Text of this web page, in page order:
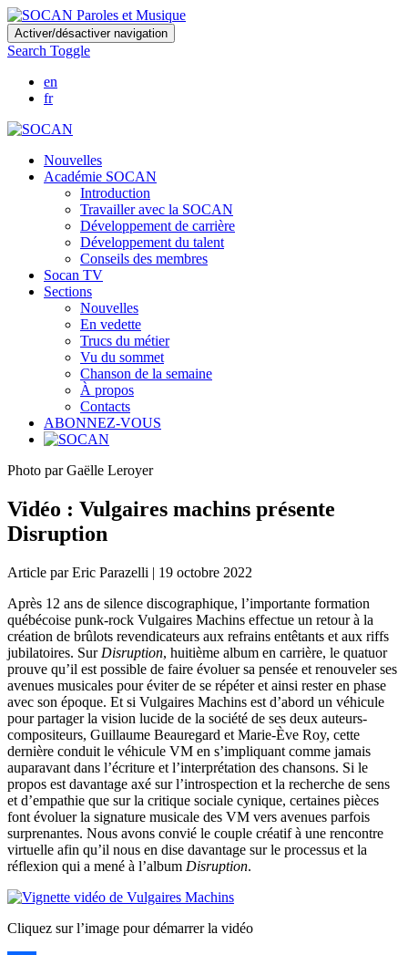
Skip
to
main
content
Activer/désactiver navigation
Search Toggle
en
fr
Nouvelles
Académie SOCAN
Introduction
Travailler avec la SOCAN
Développement de carrière
Développement du talent
Conseils des membres
Socan TV
Sections
Nouvelles
En vedette
Trucs du métier
Vu du sommet
Chanson de la semaine
À propos
Contacts
ABONNEZ-VOUS
Photo par Gaëlle Leroyer
Vidéo : Vulgaires machins présente
Disruption
Article par Eric Parazelli | 19 octobre 2022
Après 12 ans de silence discographique, l’importante formation
québécoise punk-rock Vulgaires Machins effectue un retour à la
création de brûlots revendicateurs aux refrains entêtants et aux riffs
jubilatoires. Sur Disruption, huitième album en carrière, le quatuor
prouve qu’il est possible de faire évoluer sa pensée et renouveler ses
avenues musicales pour éviter de se répéter et ainsi rester en phase
avec son époque. Et si Vulgaires Machins est d’abord un véhicule
pour partager la vision lucide de la société de ses deux auteurs-
compositeurs, Guillaume Beauregard et Marie-Ève Roy, cette
dernière conduit le véhicule VM en s’impliquant comme jamais
auparavant dans l’écriture et l’interprétation des chansons. Si le
propos est davantage axé sur l’introspection et la recherche de sens
et d’empathie que sur la critique sociale cynique, certaines pièces
font évoluer la signature musicale des VM vers avenues parfois
surprenantes. Nous avons convié le couple créatif à une rencontre
virtuelle afin qu’il nous en dise davantage sur le processus et la
réflexion qui a mené à l’album Disruption.
Cliquez sur l’image pour démarrer la vidéo